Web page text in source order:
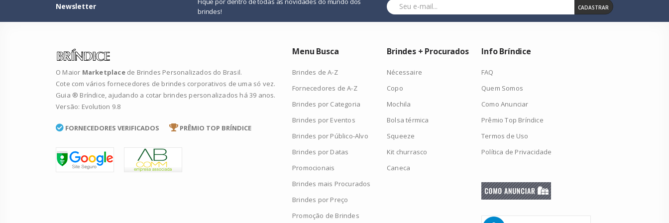
Newsletter
brindes!
CADASTRAR
O Maior Marketplace de Brindes Personalizados do Brasil.
Cote com vários fornecedores de brindes corporativos de uma só vez.
Guia ® Bríndice, ajudando a cotar brindes personalizados há 39 anos.
Versão: Evolution 9.8
FORNECEDORES VERIFICADOS PRÊMIO TOP BRÍNDICE
Menu Busca
Brindes de A-Z
Fornecedores de A-Z
Brindes por Categoria
Brindes por Eventos
Brindes por Público-Alvo
Brindes por Datas
Promocionais
Brindes mais Procurados
Brindes por Preço
Promoção de Brindes
Brindes + Procurados
Nécessaire
Copo
Mochila
Bolsa térmica
Squeeze
Kit churrasco
Caneca
Info Bríndice
FAQ
Quem Somos
Como Anunciar
Prêmio Top Bríndice
Termos de Uso
Política de Privacidade